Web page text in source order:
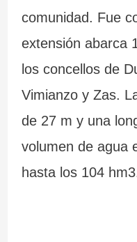
comunidad. Fue
extensión abarca
los concellos de
Vimianzo y Zas.
de 27 m y una
volumen de agua
hasta los 104